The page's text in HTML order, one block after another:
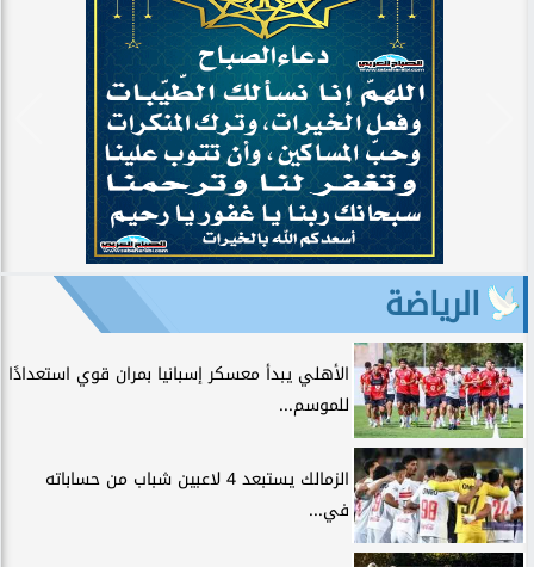
الرياضة
الأهلي يبدأ معسكر إسبانيا بمران قوي استعدادًا
للموسم...
الزمالك يستبعد 4 لاعبين شباب من حساباته
في...